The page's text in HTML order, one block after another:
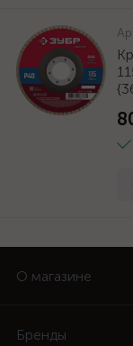
О магазине
Бренды